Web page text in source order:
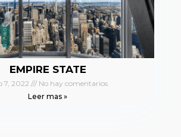
EMPIRE STATE
7, 2022
No hay comentarios
Leer mas »